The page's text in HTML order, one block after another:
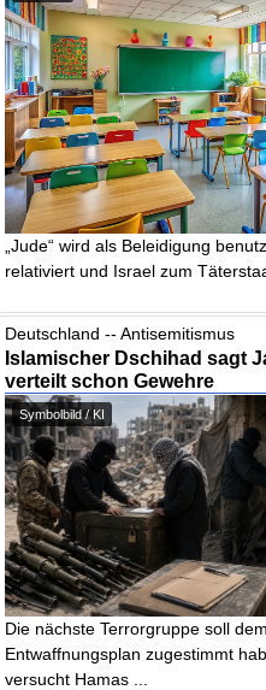
„Jude“ wird als Beleidigung
relativiert und Israel zum
Deutschland -- Antisemitismus
Islamischer Dschihad sagt
verteilt schon Gewehre
Symbolbild / KI
Die nächste Terrorgruppe soll dem
Entwaffnungsplan zugestimmt
versucht Hamas ...